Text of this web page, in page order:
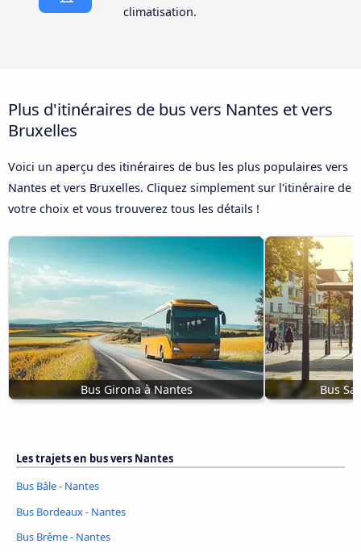
climatisation.
Plus d'itinéraires de bus vers Nantes et vers
Bruxelles
Voici un aperçu des itinéraires de bus les plus populaires vers
Nantes et vers Bruxelles. Cliquez simplement sur l'itinéraire de
votre choix et vous trouverez tous les détails !
Bus Girona à Nantes Bus
Les trajets en bus vers Nantes
Bus Bâle - Nantes
Bus Bordeaux - Nantes
Bus Brême - Nantes